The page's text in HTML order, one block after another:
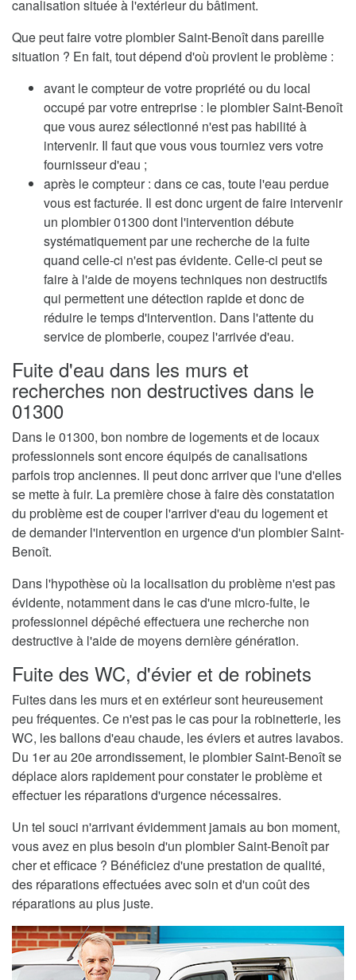
canalisation située à l'extérieur du bâtiment.
Que peut faire votre plombier Saint-Benoît dans pareille
situation ? En fait, tout dépend d'où provient le problème :
avant le compteur de votre propriété ou du local
occupé par votre entreprise : le plombier Saint-Benoît
que vous aurez sélectionné n'est pas habilité à
intervenir. Il faut que vous vous tourniez vers votre
fournisseur d'eau ;
après le compteur : dans ce cas, toute l'eau perdue
vous est facturée. Il est donc urgent de faire intervenir
un plombier 01300 dont l'intervention débute
systématiquement par une recherche de la fuite
quand celle-ci n'est pas évidente. Celle-ci peut se
faire à l'aide de moyens techniques non destructifs
qui permettent une détection rapide et donc de
réduire le temps d'intervention. Dans l'attente du
service de plomberie, coupez l'arrivée d'eau.
Fuite d'eau dans les murs et
recherches non destructives dans le
01300
Dans le 01300, bon nombre de logements et de locaux
professionnels sont encore équipés de canalisations
parfois trop anciennes. Il peut donc arriver que l'une d'elles
se mette à fuir. La première chose à faire dès constatation
du problème est de couper l'arriver d'eau du logement et
de demander l'intervention en urgence d'un plombier Saint-
Benoît.
Dans l'hypothèse où la localisation du problème n'est pas
évidente, notamment dans le cas d'une micro-fuite, le
professionnel dépêché effectuera une recherche non
destructive à l'aide de moyens dernière génération.
Fuite des WC, d'évier et de robinets
Fuites dans les murs et en extérieur sont heureusement
peu fréquentes. Ce n'est pas le cas pour la robinetterie, les
WC, les ballons d'eau chaude, les éviers et autres lavabos.
Du 1er au 20e arrondissement, le plombier Saint-Benoît se
déplace alors rapidement pour constater le problème et
effectuer les réparations d'urgence nécessaires.
Un tel souci n'arrivant évidemment jamais au bon moment,
vous avez en plus besoin d'un plombier Saint-Benoît par
cher et efficace ? Bénéficiez d'une prestation de qualité,
des réparations effectuées avec soin et d'un coût des
réparations au plus juste.